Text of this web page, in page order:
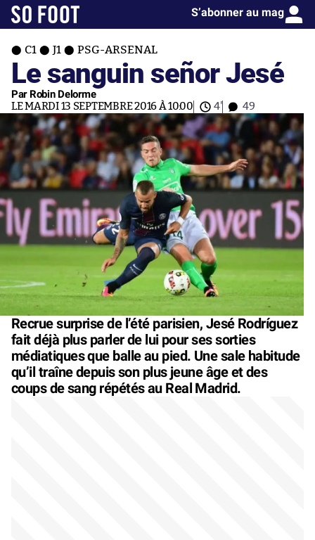
S’abonner au mag
C1 J1 PSG-ARSENAL
Le sanguin señor Jesé
Par Robin Delorme
LE MARDI 13 SEPTEMBRE 2016 À 10:00 4' 49
Recrue surprise de l’été parisien, Jesé Rodríguez
fait déjà plus parler de lui pour ses sorties
médiatiques que balle au pied. Une sale habitude
qu’il traîne depuis son plus jeune âge et des
coups de sang répétés au Real Madrid.